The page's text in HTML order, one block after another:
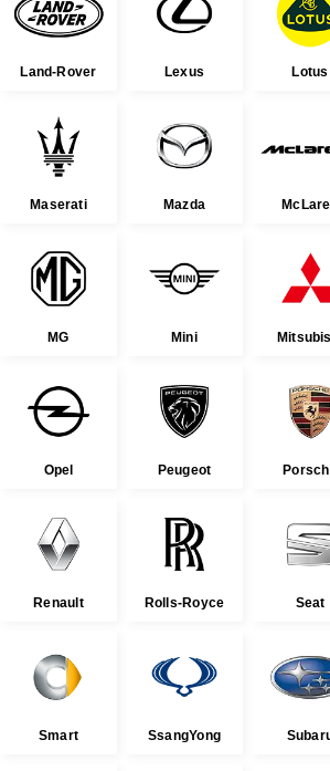
Land-Rover Lexus Lotus
Maserati Mazda
MG Mini
Opel Peugeot
Renault Rolls-Royce Seat
Smart SsangYong